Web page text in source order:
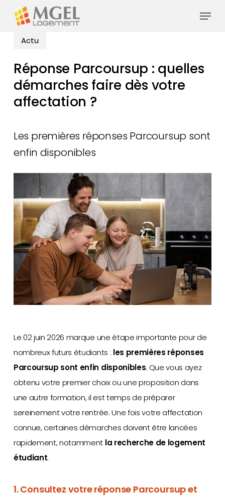
Menu
Actu
Réponse Parcoursup : quelles
démarches faire dès votre
affectation ?
Les premières réponses Parcoursup sont
enfin disponibles
Le 02 juin 2026 marque une étape importante pour de
nombreux futurs étudiants : les premières réponses
Parcoursup sont enfin disponibles. Que vous ayez
obtenu votre premier choix ou une proposition dans
une autre formation, il est temps de préparer
sereinement votre rentrée. Une fois votre affectation
connue, certaines démarches doivent être lancées
rapidement, notamment la recherche de logement
étudiant.
1. Consultez votre réponse Parcoursup et